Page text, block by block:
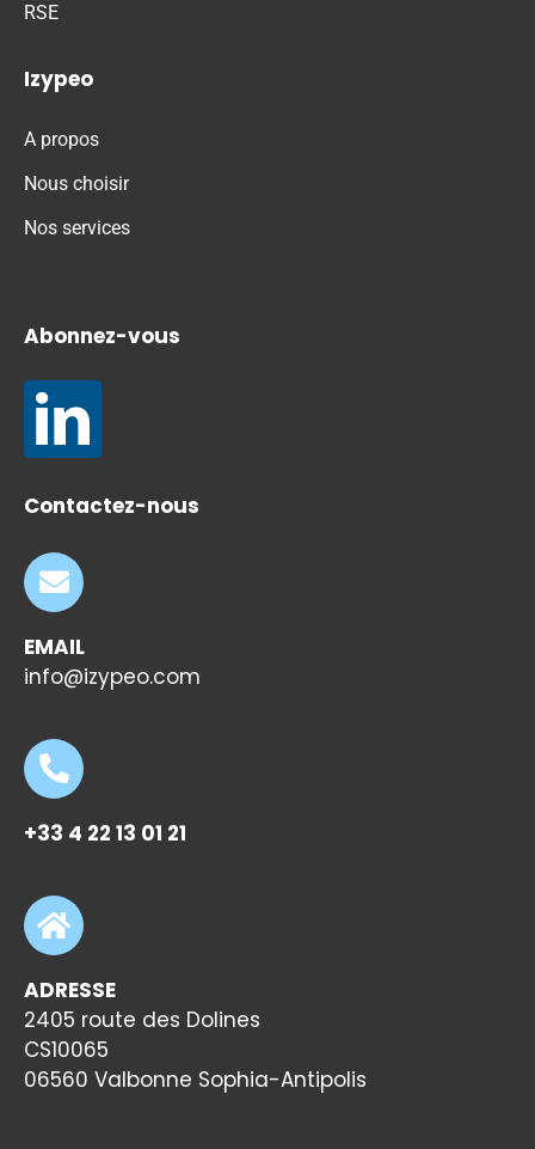
RSE
Izypeo
A propos
Nous choisir
Nos services
Abonnez-vous
Contactez-nous
EMAIL
info@izypeo.com
+33 4 22 13 01 21
ADRESSE
2405 route des Dolines
CS10065
06560 Valbonne Sophia-Antipolis